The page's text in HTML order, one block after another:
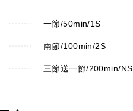
一節/50min/1S
兩節/100min/2S
三節送一節/200min/NS